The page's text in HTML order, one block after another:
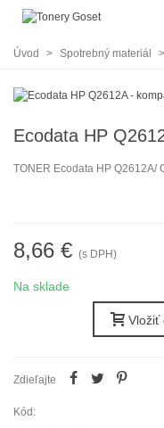
Úvod > Spotrebný materiál >
Ecodata HP
TONER Ecodata HP Q2612A/
8,66 € (s DPH)
Na sklade
Vložiť
Zdieľajte
Kód: